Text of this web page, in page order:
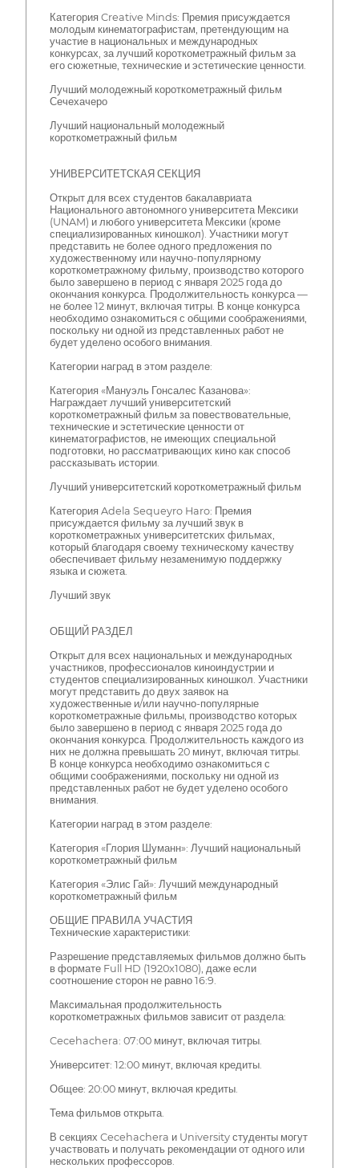
Категория Creative Minds: Премия присуждается
молодым кинематографистам, претендующим на
участие в национальных и международных
конкурсах, за лучший короткометражный фильм за
его сюжетные, технические и эстетические ценности.
Лучший молодежный короткометражный фильм
Сечехачеро
Лучший национальный молодежный
короткометражный фильм
УНИВЕРСИТЕТСКАЯ СЕКЦИЯ
Открыт для всех студентов бакалавриата
Национального автономного университета Мексики
(UNAM) и любого университета Мексики (кроме
специализированных киношкол). Участники могут
представить не более одного предложения по
художественному или научно-популярному
короткометражному фильму, производство которого
было завершено в период с января 2025 года до
окончания конкурса. Продолжительность конкурса —
не более 12 минут, включая титры. В конце конкурса
необходимо ознакомиться с общими соображениями,
поскольку ни одной из представленных работ не
будет уделено особого внимания.
Категории наград в этом разделе:
Категория «Мануэль Гонсалес Казанова»:
Награждает лучший университетский
короткометражный фильм за повествовательные,
технические и эстетические ценности от
кинематографистов, не имеющих специальной
подготовки, но рассматривающих кино как способ
рассказывать истории.
Лучший университетский короткометражный фильм
Категория Adela Sequeyro Haro: Премия
присуждается фильму за лучший звук в
короткометражных университетских фильмах,
который благодаря своему техническому качеству
обеспечивает фильму незаменимую поддержку
языка и сюжета.
Лучший звук
ОБЩИЙ РАЗДЕЛ
Открыт для всех национальных и международных
участников, профессионалов киноиндустрии и
студентов специализированных киношкол. Участники
могут представить до двух заявок на
художественные и/или научно-популярные
короткометражные фильмы, производство которых
было завершено в период с января 2025 года до
окончания конкурса. Продолжительность каждого из
них не должна превышать 20 минут, включая титры.
В конце конкурса необходимо ознакомиться с
общими соображениями, поскольку ни одной из
представленных работ не будет уделено особого
внимания.
Категории наград в этом разделе:
Категория «Глория Шуманн»: Лучший национальный
короткометражный фильм
Категория «Элис Гай»: Лучший международный
короткометражный фильм
ОБЩИЕ ПРАВИЛА УЧАСТИЯ
Технические характеристики:
Разрешение представляемых фильмов должно быть
в формате Full HD (1920x1080), даже если
соотношение сторон не равно 16:9.
Максимальная продолжительность
короткометражных фильмов зависит от раздела:
Cecehachera: 07:00 минут, включая титры.
Университет: 12:00 минут, включая кредиты.
Общее: 20:00 минут, включая кредиты.
Тема фильмов открыта.
В секциях Cecehachera и University студенты могут
участвовать и получать рекомендации от одного или
нескольких профессоров.